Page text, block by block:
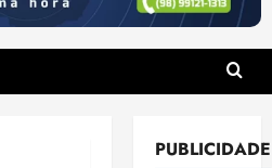
PUBLICIDADE